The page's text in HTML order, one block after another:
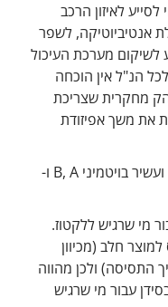
לאיזון הרכב
אנטיביוטיקה, לשפר
לשיקום מערכת העיכול
הנ"ל אין הוכחה
מחקרית שצריכת
את משך אפיזודת
הוא מסייע בספיגת ויטמינים ומינרלים ועשיר בויטמיני B, A ו-
מי שרגיש ללקטוז.
חלב (מכיוון
התסיסה) ולכן מהווה
עבור מי שרגיש